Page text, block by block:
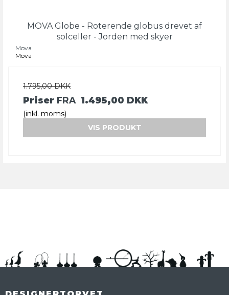
MOVA Globe - Roterende globus drevet af
solceller - Jorden med skyer
Mova
Mova
1.795,00 DKK
Priser FRA 1.495,00 DKK
(inkl. moms)
VIS PRODUKT